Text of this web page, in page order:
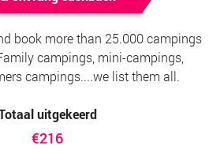
book more than 25.000 campings
campings, mini-campings,
campings....we list them all.
uitgekeerd
€216